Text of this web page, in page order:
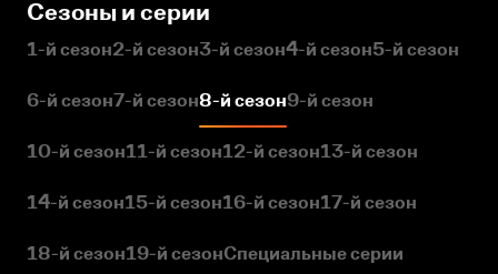
Сезоны и серии
1-й сезон2-й сезон3-й сезон4-й сезон5-й сезон
6-й сезон7-й сезон8-й сезон9-й сезон
10-й сезон11-й сезон12-й сезон13-й сезон
14-й сезон15-й сезон16-й сезон17-й сезон
18-й сезон19-й сезонСпециальные серии